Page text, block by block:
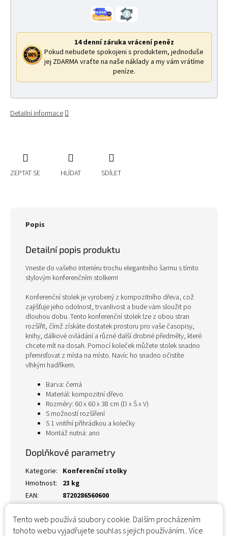
Tento web používá soubory cookie. Dalším procházením
tohoto webu vyjadřujete souhlas s jejich používáním.. Více
14 denní záruka vrácení peněz
Pokud nebudete spokojeni s produktem, jednoduše
jej ZDARMA vraťte na naše náklady a my vám vrátíme
peníze.
Detailní informace
ZEPTAT SE HLÍDAT SDÍLET
Popis
Detailní popis produktu
Vneste do vašeho interiéru trochu elegantního šarmu s tímto
stylovým konferenčním stolkem!
Konferenční stolek je vyrobený z kompozitního dřeva, což
zajišťuje jeho odolnost, trvanlivost a bude vám sloužit po
dlouhou dobu. Tento konferenční stolek lze z obou stran
rozšířit, čímž získáte dostatek prostoru pro vaše časopisy,
knihy, dálkové ovládání a různé další drobné předměty, které
chcete mít na dosah. Pomocí koleček můžete stolek snadno
přemisťovat z místa na místo. Navíc ho snadno očistíte
vlhkým hadříkem.
Barva: černá
Materiál: kompozitní dřevo
Rozměry: 60 x 60 x 38 cm (D x Š x V)
S možností rozšíření
S 1 vnitřní přihrádkou a kolečky
Montáž nutná: ano
Doplňkové parametry
Kategorie: Konferenční stolky
Hmotnost:
23 kg
EAN: 8720286560600